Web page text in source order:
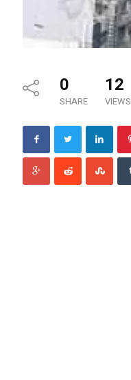
0
SHARE
12
VIEWS